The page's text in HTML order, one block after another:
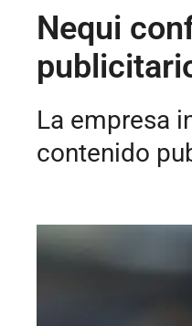
Nequi
La empresa
contenido